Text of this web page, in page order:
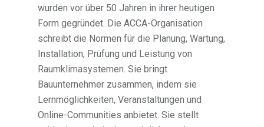
wurden vor über 50 Jahren in ihrer heutigen
Form gegründet. Die ACCA-Organisation
schreibt die Normen für die Planung, Wartung,
Installation, Prüfung und Leistung von
Raumklimasystemen. Sie bringt
Bauunternehmer zusammen, indem sie
Lernmöglichkeiten, Veranstaltungen und
Online-Communities anbietet. Sie stellt